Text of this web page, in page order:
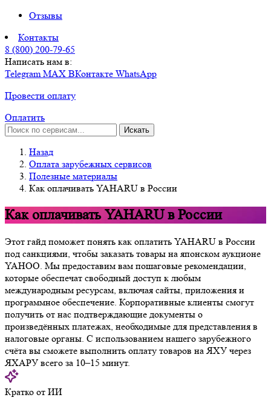
Отзывы
Контакты
8 (800) 200-79-65
Написать нам в:
TelegramMAX ВКонтакте WhatsApp
Провести оплату
Оплатить
Искать
Назад
Оплата зарубежных сервисов
Полезные материалы
Как оплачивать YAHARU в России
Как оплачивать YAHARU в России
Этот гайд поможет понять как оплатить YAHARU в России
под санкциями, чтобы заказать товары на японском аукционе
YAHOO. Мы предоставим вам пошаговые рекомендации,
которые обеспечат свободный доступ к любым
международным ресурсам, включая сайты, приложения и
программное обеспечение. Корпоративные клиенты смогут
получить от нас подтверждающие документы о
произведённых платежах, необходимые для представления в
налоговые органы. С использованием нашего зарубежного
счёта вы сможете выполнить оплату товаров на ЯХУ через
ЯХАРУ всего за 10–15 минут.
Кратко от ИИ